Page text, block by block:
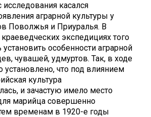
касался
аграрной культуры у
Поволжья и Приуралья. В
экспедициях того
особенности аграрной
чувашей, удмуртов. Так, в ходе
что под влиянием
культура
и зачастую имело место
марийца совершенно
временам в 1920-е годы